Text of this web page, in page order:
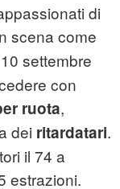
di
scena come
settembre
con
ruota,
dei ritardatari.
il 74 a
estrazioni.